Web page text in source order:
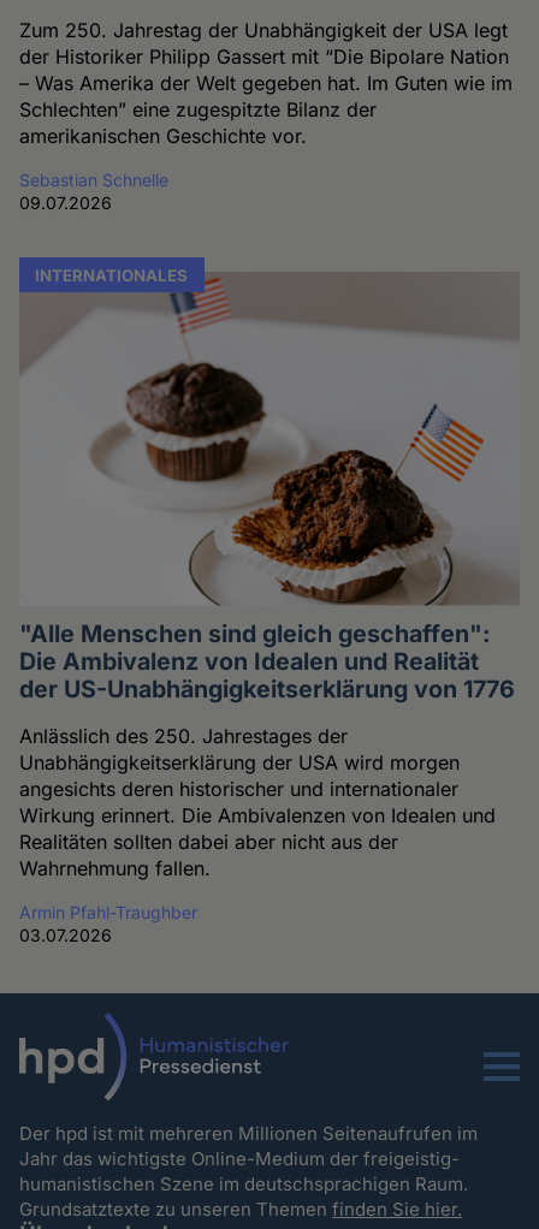
Zum 250. Jahrestag der Unabhängigkeit der USA legt
der Historiker Philipp Gassert mit “Die Bipolare Nation
– Was Amerika der Welt gegeben hat. Im Guten wie im
Schlechten” eine zugespitzte Bilanz der
amerikanischen Geschichte vor.
Sebastian Schnelle
09.07.2026
INTERNATIONALES
"Alle Menschen sind gleich geschaffen":
Die Ambivalenz von Idealen und Realität
der US-Unabhängigkeitserklärung von 1776
Anlässlich des 250. Jahrestages der
Unabhängigkeitserklärung der USA wird morgen
angesichts deren historischer und internationaler
Wirkung erinnert. Die Ambivalenzen von Idealen und
Realitäten sollten dabei aber nicht aus der
Wahrnehmung fallen.
Armin Pfahl-Traughber
03.07.2026
Menu
Der hpd ist mit mehreren Millionen Seitenaufrufen im
Jahr das wichtigste Online-Medium der freigeistig-
humanistischen Szene im deutschsprachigen Raum.
Grundsatztexte zu unseren Themenfinden Sie hier.